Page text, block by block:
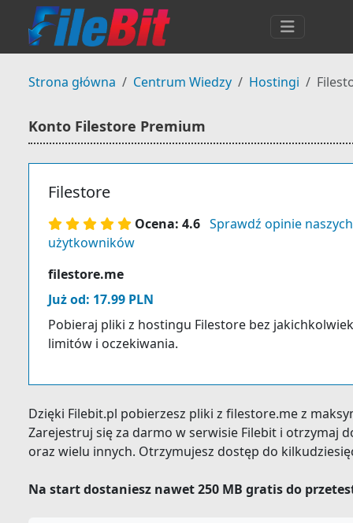
Strona główna Centrum Wiedzy Hostingi
Konto Filestore Premium
Filestore
Ocena: 4.6 Sprawdź opinie naszych
użytkowników
filestore.me
Już od: 17.99 PLN
Pobieraj pliki z hostingu Filestore bez jakichkolwiek
limitów i oczekiwania.
Dzięki Filebit.pl pobierzesz pliki z filestore.me z
Zarejestruj się za darmo w serwisie Filebit i otrzymaj
oraz wielu innych. Otrzymujesz dostęp do
Na start dostaniesz nawet 250 MB gratis do